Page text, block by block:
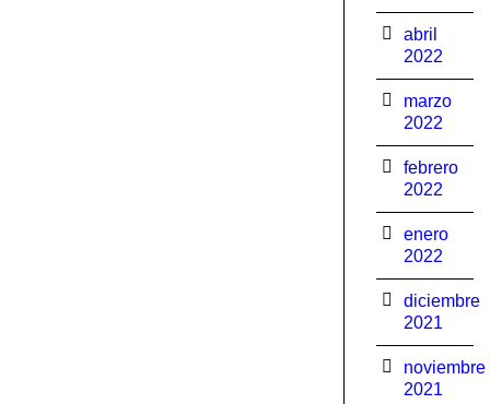
abril
2022
marzo
2022
febrero
2022
enero
2022
diciembre
2021
noviembre
2021